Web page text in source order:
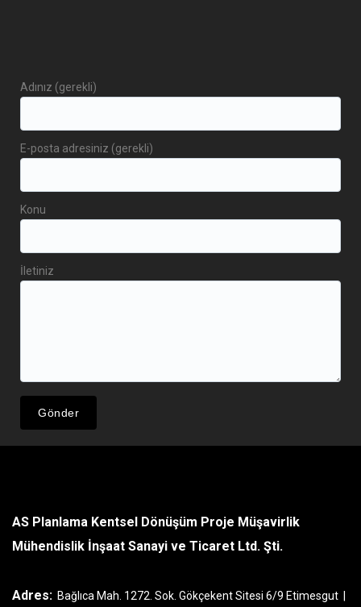
Adınız (gerekli)
E-posta adresiniz (gerekli)
Konu
İletiniz
AS Planlama Kentsel Dönüşüm Proje Müşavirlik
Mühendislik İnşaat Sanayi ve Ticaret Ltd. Şti.
Adres: Bağlıca Mah. 1272. Sok. Gökçekent Sitesi 6/9 Etimesgut |